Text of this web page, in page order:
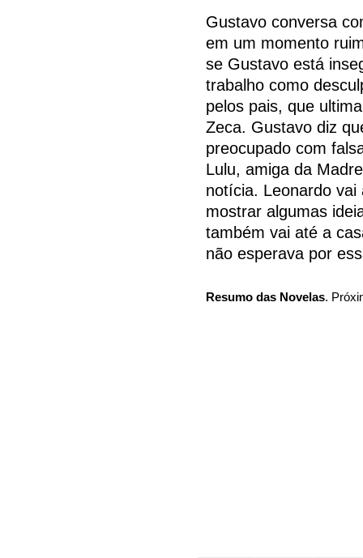
Gustavo conversa
em um momento
se Gustavo está
trabalho como
pelos pais, que
Zeca. Gustavo diz
preocupado com
Lulu, amiga da
notícia. Leonardo
mostrar algumas
também vai até a
não esperava por
Resumo das Novelas.